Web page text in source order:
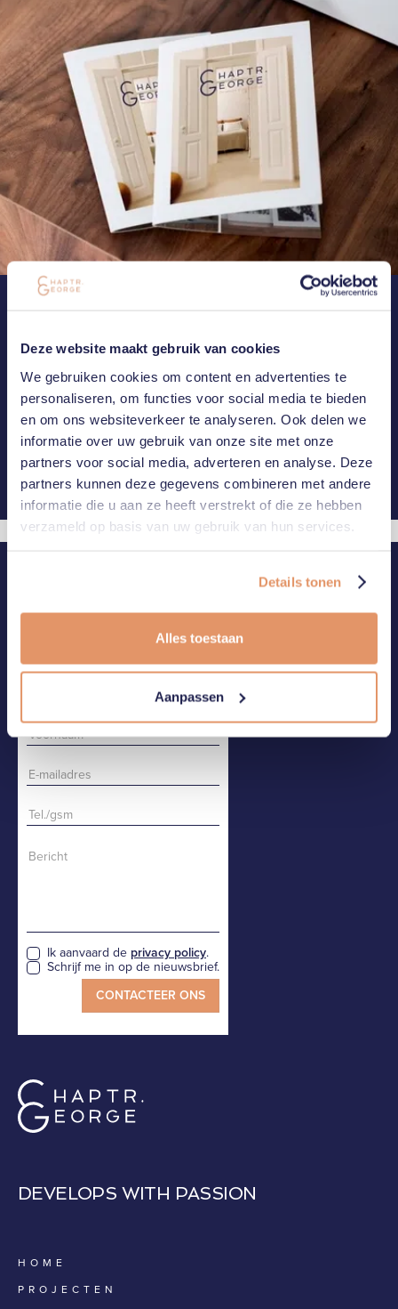
Deze website maakt gebruik van cookies
We gebruiken cookies om content en advertenties te
personaliseren, om functies voor social media te bieden
en om ons websiteverkeer te analyseren. Ook delen we
informatie over uw gebruik van onze site met onze
partners voor social media, adverteren en analyse. Deze
partners kunnen deze gegevens combineren met andere
informatie die u aan ze heeft verstrekt of die ze hebben
verzameld op basis van uw gebruik van hun services.
Details tonen
Alles toestaan
Aanpassen
MAIL OF BEL ONS
Heb je een vraag of ben je geïnteresseerd in één van onze
projecten? Laat het ons weten. Wij nemen zo spoedig mogelijk
contact met jou op.
CONNECT WITH US
CONTACTEER ONS
Ik aanvaard de privacy policy.
Schrijf me in op de nieuwsbrief.
DEVELOPS WITH PASSION
HOME
PROJECTEN